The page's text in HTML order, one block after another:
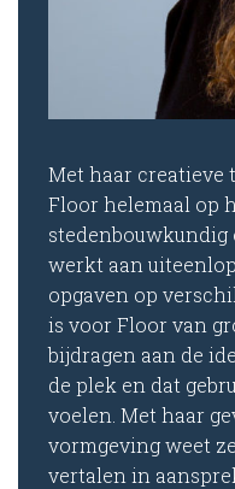
Met haar creatieve
Floor helemaal op
stedenbouwkundig
werkt aan
opgaven op
is voor Floor van
bijdragen aan de
de plek en dat
voelen. Met haar
vormgeving weet
vertalen in